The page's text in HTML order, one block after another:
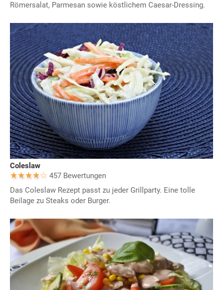
Römersalat, Parmesan sowie köstlichem Caesar-Dressing.
Coleslaw
457 Bewertungen
Das Coleslaw Rezept passt zu jeder Grillparty. Eine tolle
Beilage zu Steaks oder Burger.